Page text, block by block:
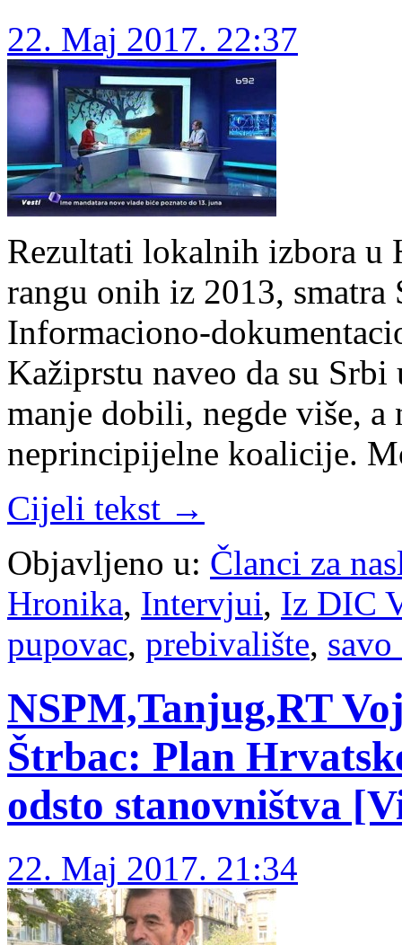
22. Maj 2017. 22:37
Rezultati lokalnih izbora u
rangu onih iz 2013, smatra
Informaciono-
Kažiprstu naveo da su
manje dobili, negde više,
neprincipijelne koalicije.
Cijeli tekst →
Objavljeno u: Članci za
Hronika, Intervjui, Iz DIC
pupovac, prebivalište, savo
NSPM,Tanjug,RT
Štrbac: Plan
odsto stanovništva
22. Maj 2017. 21:34